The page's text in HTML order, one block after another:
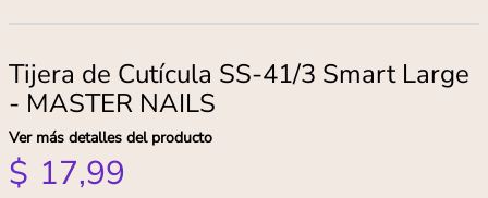
Tijera de Cutícula SS-41/3 Smart Large
- MASTER NAILS
Ver más detalles del producto
$ 17,99